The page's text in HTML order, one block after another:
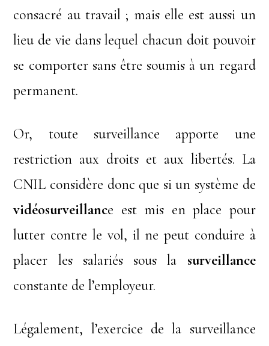
consacré au travail ; mais elle est aussi un
lieu de vie dans lequel chacun doit pouvoir
se comporter sans être soumis à un regard
permanent.
Or, toute surveillance apporte une
restriction aux droits et aux libertés. La
CNIL considère donc que si un système de
vidéosurveillance est mis en place pour
lutter contre le vol, il ne peut conduire à
placer les salariés sous la surveillance
constante de l’employeur.
Légalement, l’exercice de la surveillance